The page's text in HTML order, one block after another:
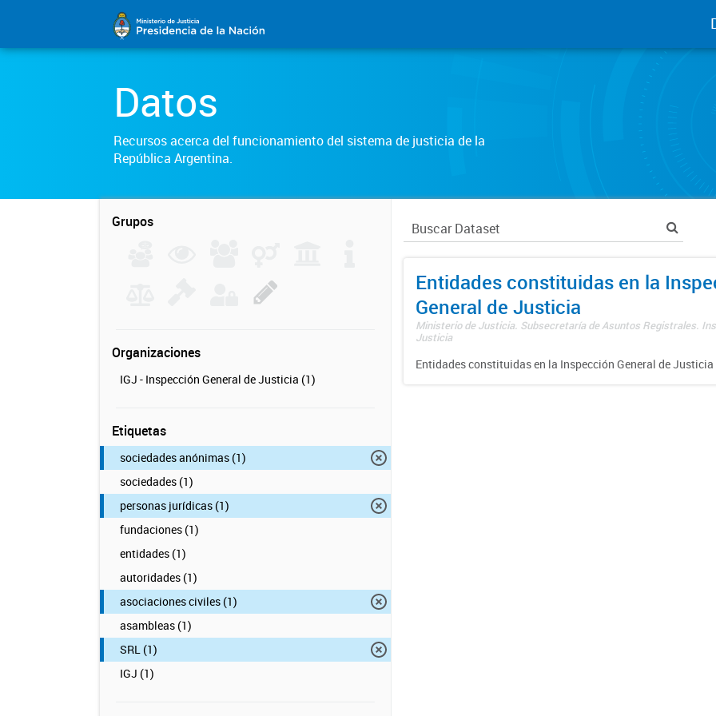
Datos
Recursos acerca del funcionamiento del sistema de justicia de la
República Argentina.
Grupos
Organizaciones
IGJ - Inspección General de Justicia (1)
Etiquetas
sociedades anónimas (1)
sociedades (1)
personas jurídicas (1)
fundaciones (1)
entidades (1)
autoridades (1)
asociaciones civiles (1)
asambleas (1)
SRL (1)
IGJ (1)
Entidades constituidas en la
General de Justicia
Ministerio de Justicia. Subsecretaría de Asuntos Registrales.
Justicia
Entidades constituidas en la Inspección General de Justicia